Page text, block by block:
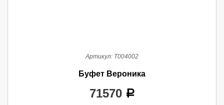
Артикул: Т004002
Буфет Вероника
71570 a